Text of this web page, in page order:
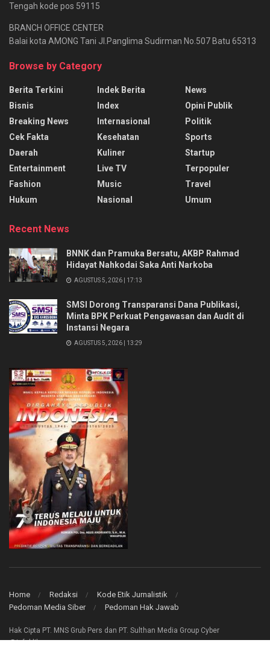
Tengah kode pos 59115
BRANCH OFFICE CENTER
Balai kota AMONG Tani Jl.Panglima Sudirman No.507 Batu 65313
Browse by Category
Berita Terkini
Bisnis
Breaking News
Cek Fakta
Daerah
Entertainment
Fashion
Hukum
Indek Berita
Index
Internasional
Kesehatan
Kuliner
Live TV
Music
Nasional
News
Opini Publik
Politik
Sports
Startup
Terpopuler
Travel
Umum
Recent News
BNNK dan Pramuka Bersatu, AKBP Rahmad
Hidayat Nahkodai Saka Anti Narkoba
AGUSTUS 5, 2026 | 17:13
SMSI Dorong Transparansi Dana Publikasi,
Minta BPK Perkuat Pengawasan dan Audit di
Instansi Negara
AGUSTUS 5, 2026 | 13:29
Home Redaksi
Kode Etik Jurnalistik
Pedoman Media Siber
Pedoman Hak Jawab
Hak Cipta PT. MNS Grub Pers dan PT. Sulthan Media Group Cyber
@infoklik.co